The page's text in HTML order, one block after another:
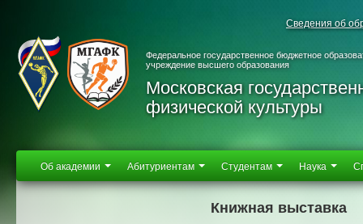
Сведения об
Федеральное государственное бюджетное
учреждение высшего образования
Московская
физической культуры
Об академии Абитуриентам Студентам Наука
Книжная выставка